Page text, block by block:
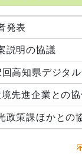
発表
説明の協議
高知県デジタ
境先進企業との
政策課ほかとの